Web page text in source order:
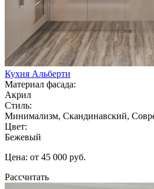
Кухня Альберти
Материал фасада:
Акрил
Стиль:
Минимализм, Скандинавский,
Цвет:
Бежевый
Цена: от 45 000 руб.
Рассчитать